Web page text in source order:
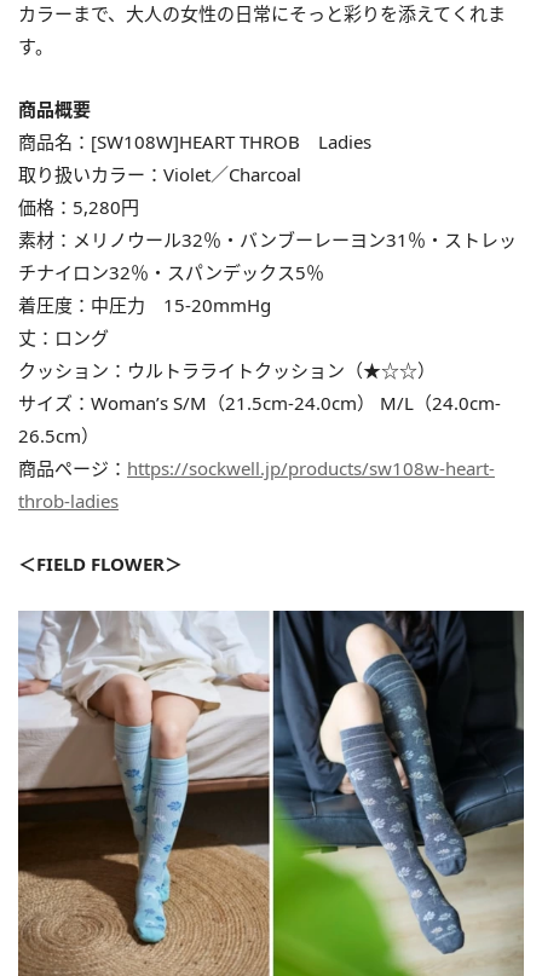
カラーまで、大人の女性の日常にそっと彩りを添えてくれま
す。
商品概要
商品名：[SW108W]HEART THROB Ladies
取り扱いカラー：Violet／Charcoal
価格：5,280円
素材：メリノウール32％・バンブーレーヨン31％・ストレッ
チナイロン32％・スパンデックス5％
着圧度：中圧力 15-20mmHg
丈：ロング
クッション：ウルトラライトクッション（★☆☆）
サイズ：Woman’s S/M（21.5cm-24.0cm） M/L（24.0cm-
26.5cm）
商品ページ： https://sockwell.jp/products/sw108w-heart-
throb-ladies
＜FIELD FLOWER＞